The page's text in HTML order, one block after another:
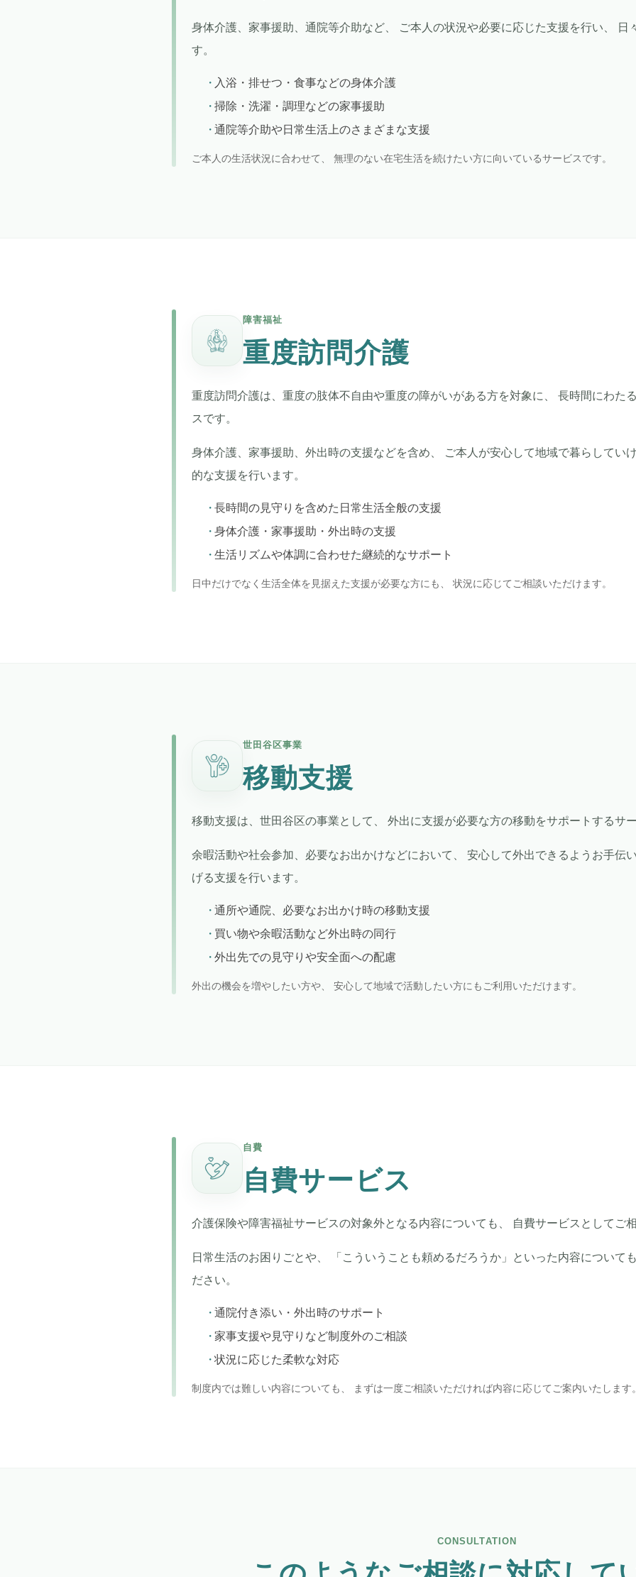
身体介護、家事援助、通院等介助など、 ご本人の状況や必要に応じた支援を行い、 日
す。
入浴・排せつ・食事などの身体介護
掃除・洗濯・調理などの家事援助
通院等介助や日常生活上のさまざまな支援
ご本人の生活状況に合わせて、 無理のない在宅生活を続けたい方に向いているサービスです。
障害福祉
重度訪問介護
重度訪問介護は、重度の肢体不自由や重度の障がいがある方を対象に、 長時間にわた
スです。
身体介護、家事援助、外出時の支援などを含め、 ご本人が安心して地域で暮らしてい
的な支援を行います。
長時間の見守りを含めた日常生活全般の支援
身体介護・家事援助・外出時の支援
生活リズムや体調に合わせた継続的なサポート
日中だけでなく生活全体を見据えた支援が必要な方にも、 状況に応じてご相談いただけます。
世田谷区事業
移動支援
移動支援は、世田谷区の事業として、 外出に支援が必要な方の移動をサポートするサー
余暇活動や社会参加、必要なお出かけなどにおいて、 安心して外出できるようお手伝
げる支援を行います。
通所や通院、必要なお出かけ時の移動支援
買い物や余暇活動など外出時の同行
外出先での見守りや安全面への配慮
外出の機会を増やしたい方や、 安心して地域で活動したい方にもご利用いただけます。
自費
自費サービス
介護保険や障害福祉サービスの対象外となる内容についても、 自費サービスとしてご
日常生活のお困りごとや、 「こういうことも頼めるだろうか」といった内容について
ださい。
通院付き添い・外出時のサポート
家事支援や見守りなど制度外のご相談
状況に応じた柔軟な対応
制度内では難しい内容についても、 まずは一度ご相談いただければ内容に応じてご案内いたします。
CONSULTATION